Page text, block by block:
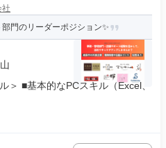
社
門のリーダーポジション✨️
＞ ■基本的なPCスキル（Excel、